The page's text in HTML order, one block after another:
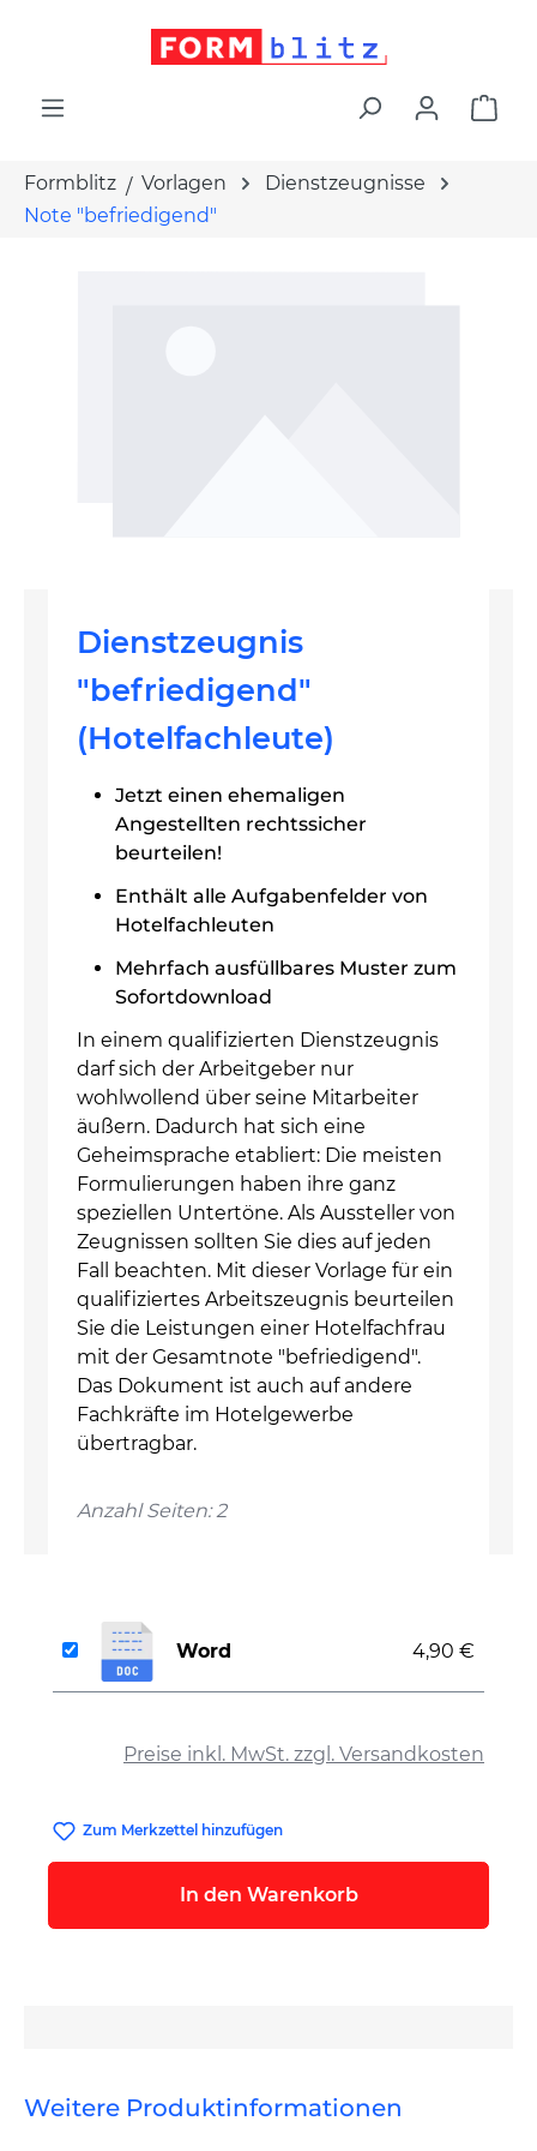
Formblitz Vorlagen
Dienstzeugnisse
Note "befriedigend"
Dienstzeugnis
"befriedigend"
(Hotelfachleute)
Jetzt einen ehemaligen
Angestellten rechtssicher
beurteilen!
Enthält alle Aufgabenfelder von
Hotelfachleuten
Mehrfach ausfüllbares Muster zum
Sofortdownload
In einem qualifizierten Dienstzeugnis
darf sich der Arbeitgeber nur
wohlwollend über seine Mitarbeiter
äußern. Dadurch hat sich eine
Geheimsprache etabliert: Die meisten
Formulierungen haben ihre ganz
speziellen Untertöne. Als Aussteller von
Zeugnissen sollten Sie dies auf jeden
Fall beachten. Mit dieser Vorlage für ein
qualifiziertes Arbeitszeugnis beurteilen
Sie die Leistungen einer Hotelfachfrau
mit der Gesamtnote "befriedigend".
Das Dokument ist auch auf andere
Fachkräfte im Hotelgewerbe
übertragbar.
Anzahl Seiten: 2
Preise inkl. MwSt. zzgl. Versandkosten
Word 4,90 €
Zum Merkzettel hinzufügen
In den Warenkorb
Weitere Produktinformationen